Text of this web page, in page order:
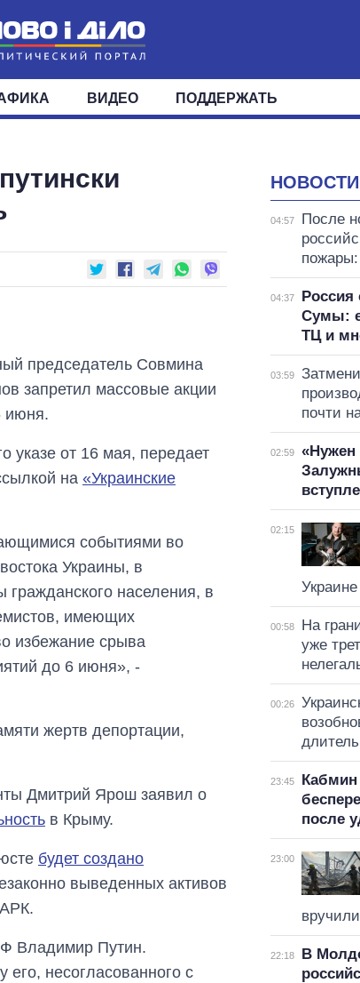
ЭКОНОМИКА ОБЩЕСТВО
КОМИТЕТЫ ФРАКЦИИ
ВИДЕО ПОДДЕРЖАТЬ
председатель Совмина
запретил массовые акции
июня.
указе от 16 мая, передает
на «Украинские
событиями во
Украины, в
гражданского населения, в
имеющих
избежание срыва
до 6 июня», -
жертв депортации,
Дмитрий Ярош заявил о
в Крыму.
будет создано
выведенных активов
Владимир Путин.
его, несогласованного с
НОВОСТИ
04:57
После
пожары:
04:37
Россия
Сумы:
ТЦ и
03:59
почти
02:59
«Нужен
02:15
00:58
На
уже
00:26
23:45
Кабмин
после
23:00
22:18
В